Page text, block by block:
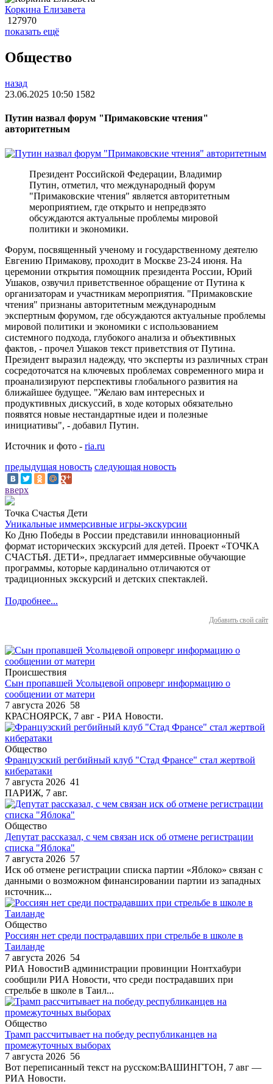
Коркина Елизавета
127970
показать ещё
Общество
назад
23.06.2025 10:50 1582
Путин назвал форум "Примаковские чтения"
авторитетным
Президент Российской Федерации, Владимир
Путин, отметил, что международный форум
"Примаковские чтения" является авторитетным
мероприятием, где открыто и непредвзято
обсуждаются актуальные проблемы мировой
политики и экономики.
Форум, посвященный ученому и государственному деятелю
Евгению Примакову, проходит в Москве 23-24 июня. На
церемонии открытия помощник президента России, Юрий
Ушаков, озвучил приветственное обращение от Путина к
организаторам и участникам мероприятия. "Примаковские
чтения" признаны авторитетным международным
экспертным форумом, где обсуждаются актуальные проблемы
мировой политики и экономики с использованием
системного подхода, глубокого анализа и объективных
фактов, - прочел Ушаков текст приветствия от Путина.
Президент выразил надежду, что эксперты из различных стран
сосредоточатся на ключевых проблемах современного мира и
проанализируют перспективы глобального развития на
ближайшее будущее. "Желаю вам интересных и
продуктивных дискуссий, в ходе которых обязательно
появятся новые нестандартные идеи и полезные
инициативы", - добавил Путин.
Источник и фото - ria.ru
предыдущая новость следующая новость
вверх
Точка Счастья Дети
Уникальные иммерсивные игры-экскурсии
Ко Дню Победы в России представили инновационный
формат исторических экскурсий для детей. Проект «ТОЧКА
СЧАСТЬЯ. ДЕТИ», предлагает иммерсивные обучающие
программы, которые кардинально отличаются от
традиционных экскурсий и детских спектаклей.
Подробнее...
Добавить свой сайт
Происшествия
Сын пропавшей Усольцевой опроверг информацию о
сообщении от матери
7 августа 2026 58
КРАСНОЯРСК, 7 авг - РИА Новости.
Общество
Французский регбийный клуб "Стад Франсе" стал жертвой
кибератаки
7 августа 2026 41
ПАРИЖ, 7 авг.
Общество
Депутат рассказал, с чем связан иск об отмене регистрации
списка "Яблока"
7 августа 2026 57
Иск об отмене регистрации списка партии «Яблоко» связан с
данными о возможном финансировании партии из западных
источник...
Общество
Россиян нет среди пострадавших при стрельбе в школе в
Таиланде
7 августа 2026 54
РИА НовостиВ администрации провинции Нонтхабури
сообщили РИА Новости, что среди пострадавших при
стрельбе в школе в Таил...
Общество
Трамп рассчитывает на победу республиканцев на
промежуточных выборах
7 августа 2026 56
Вот переписанный текст на русском:ВАШИНГТОН, 7 авг —
РИА Новости.